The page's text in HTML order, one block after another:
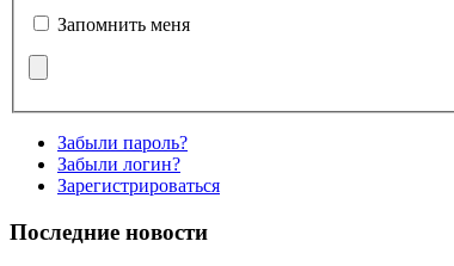
Запомнить меня
Забыли пароль?
Забыли логин?
Зарегистрироваться
Последние новости